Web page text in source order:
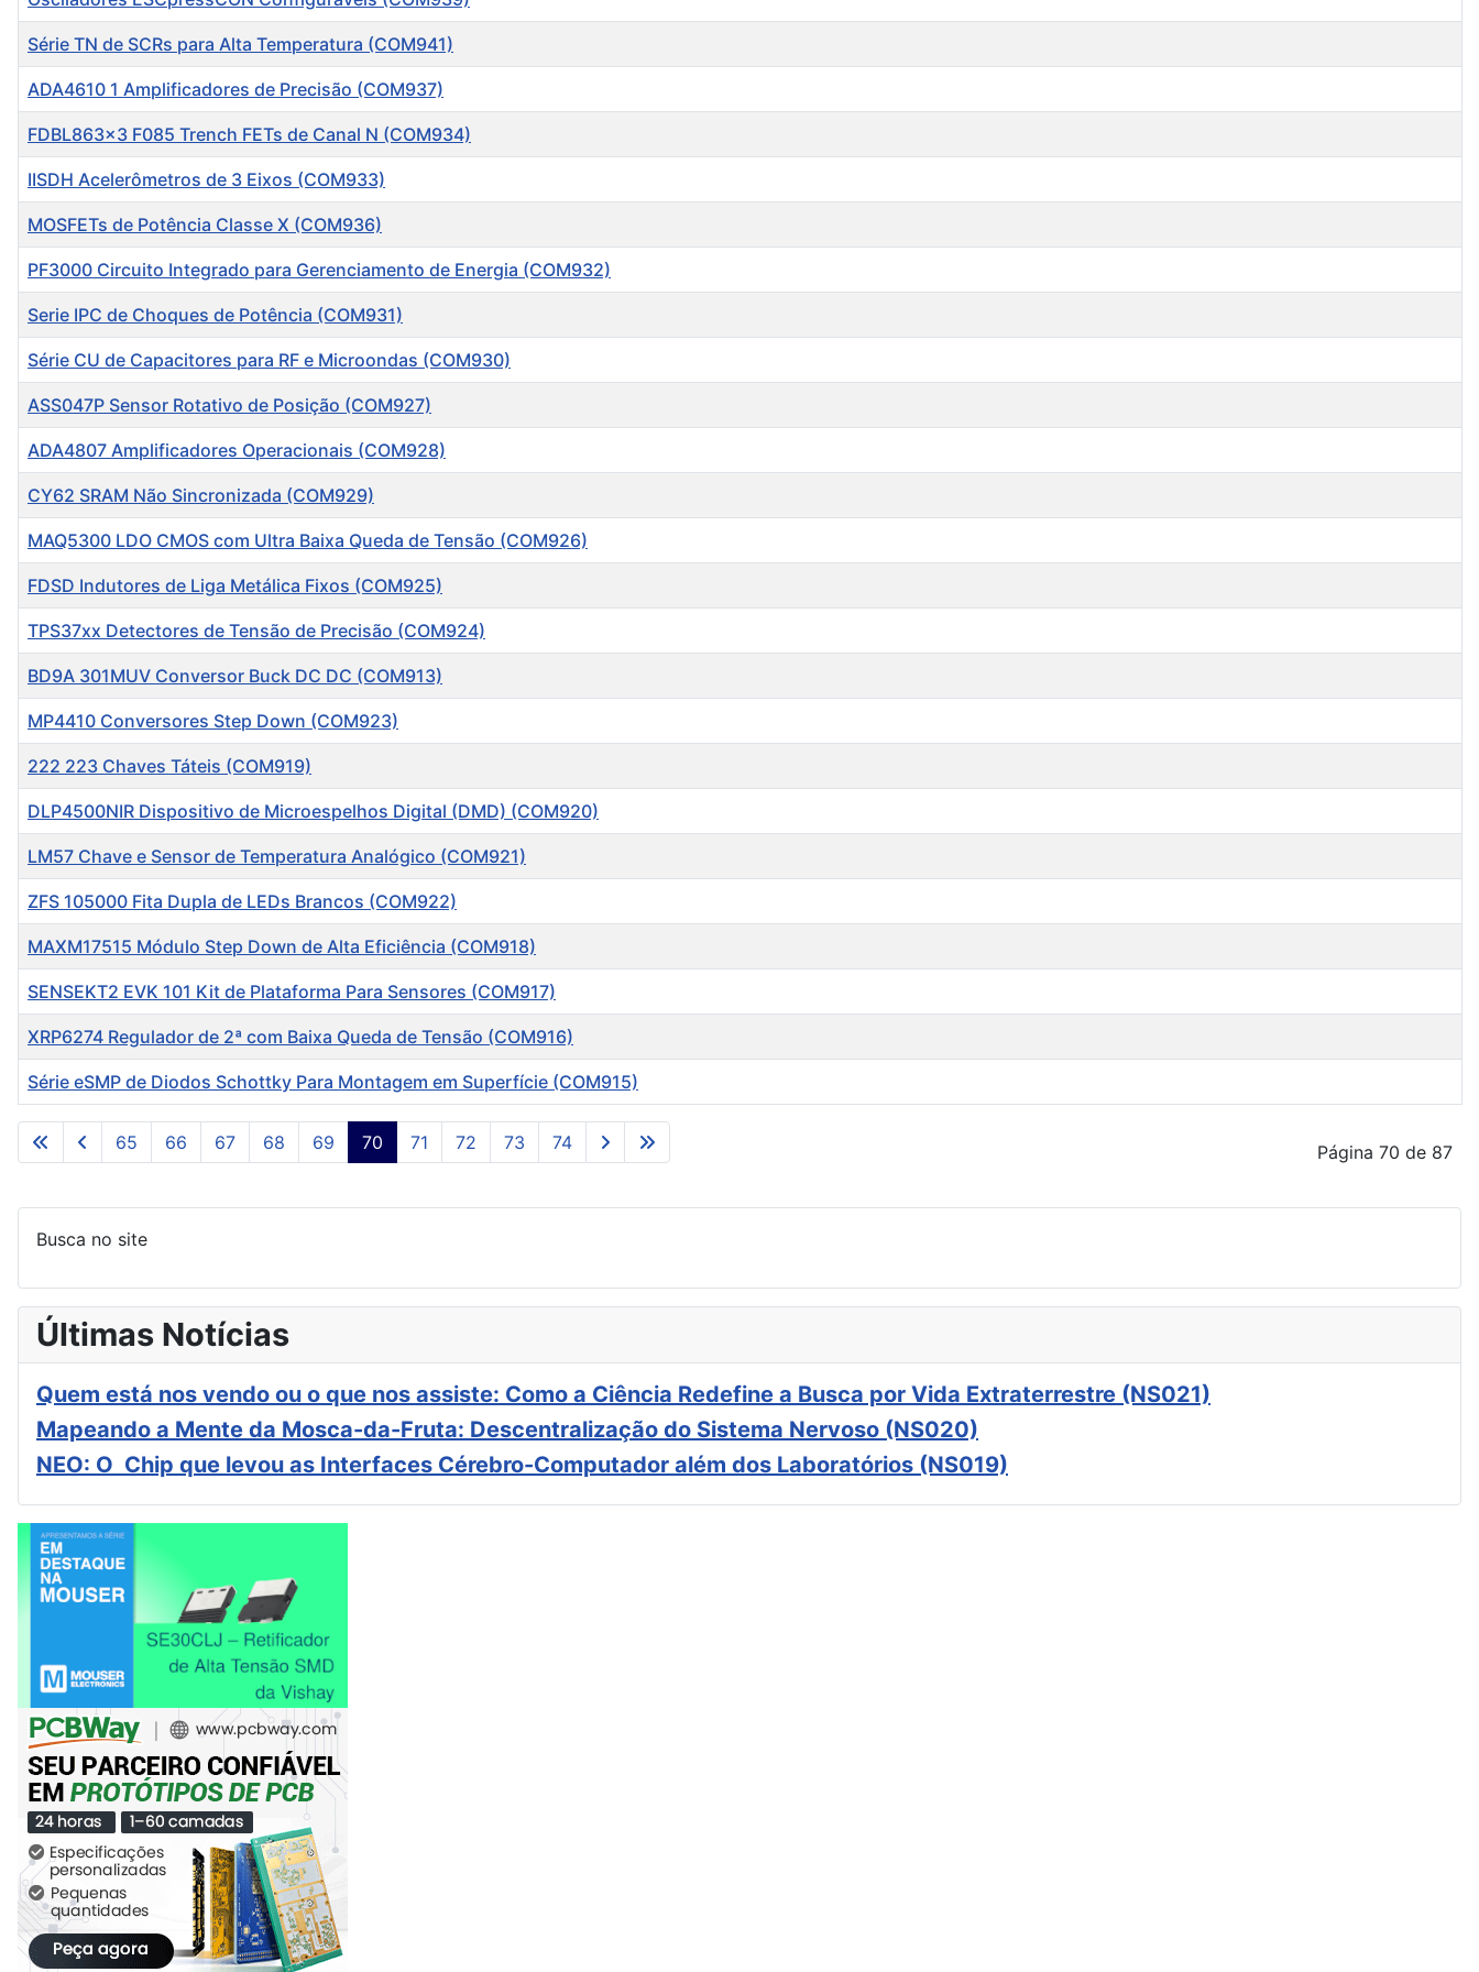
Artigos
Série TN de SCRs para Alta Temperatura (COM941)
ADA4610 1 Amplificadores de Precisão (COM937)
FDBL863x3 F085 Trench FETs de Canal N (COM934)
IISDH Acelerômetros de 3 Eixos (COM933)
MOSFETs de Potência Classe X (COM936)
PF3000 Circuito Integrado para Gerenciamento de Energia (COM932)
Serie IPC de Choques de Potência (COM931)
Série CU de Capacitores para RF e Microondas (COM930)
ASS047P Sensor Rotativo de Posição (COM927)
ADA4807 Amplificadores Operacionais (COM928)
CY62 SRAM Não Sincronizada (COM929)
MAQ5300 LDO CMOS com Ultra Baixa Queda de Tensão (COM926)
FDSD Indutores de Liga Metálica Fixos (COM925)
TPS37xx Detectores de Tensão de Precisão (COM924)
BD9A 301MUV Conversor Buck DC DC (COM913)
MP4410 Conversores Step Down (COM923)
222 223 Chaves Táteis (COM919)
DLP4500NIR Dispositivo de Microespelhos Digital (DMD) (COM920)
LM57 Chave e Sensor de Temperatura Analógico (COM921)
ZFS 105000 Fita Dupla de LEDs Brancos (COM922)
MAXM17515 Módulo Step Down de Alta Eficiência (COM918)
SENSEKT2 EVK 101 Kit de Plataforma Para Sensores (COM917)
XRP6274 Regulador de 2ª com Baixa Queda de Tensão (COM916)
Série eSMP de Diodos Schottky Para Montagem em Superfície (COM915)
Página 70 de 87
65 66 67 68 69 70 71 72 73 74
Busca no site
Últimas Notícias
Quem está nos vendo ou o que nos assiste: Como a Ciência Redefine a Busca por Vida Extraterrestre (NS021)
Mapeando a Mente da Mosca-da-Fruta: Descentralização do Sistema Nervoso (NS020)
NEO: O Chip que levou as Interfaces Cérebro-Computador além dos Laboratórios (NS019)